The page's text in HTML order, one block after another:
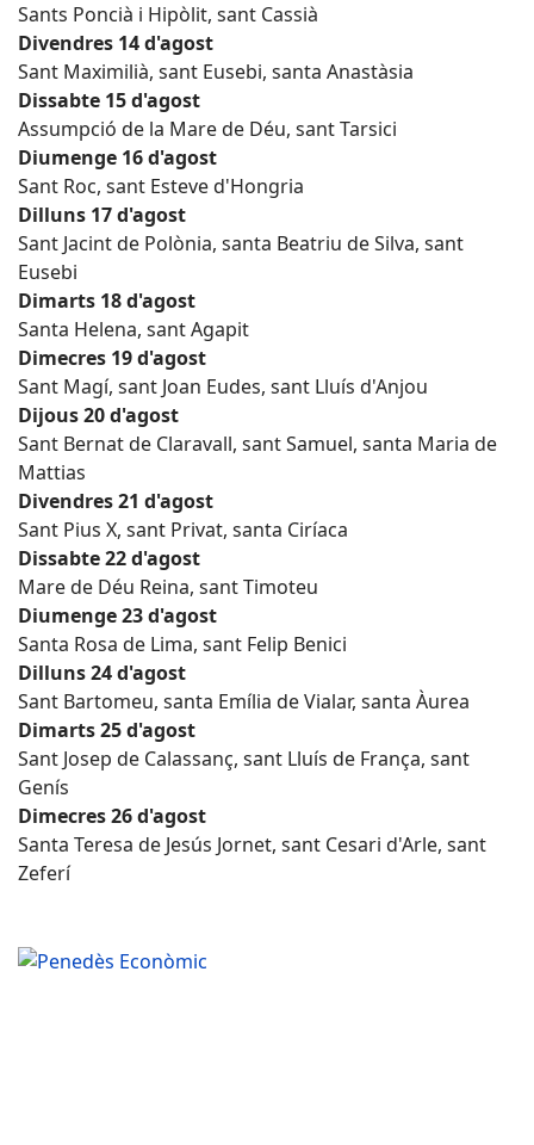
Sants Poncià i Hipòlit, sant Cassià
Divendres 14 d'agost
Sant Maximilià, sant Eusebi, santa Anastàsia
Dissabte 15 d'agost
Assumpció de la Mare de Déu, sant Tarsici
Diumenge 16 d'agost
Sant Roc, sant Esteve d'Hongria
Dilluns 17 d'agost
Sant Jacint de Polònia, santa Beatriu de Silva, sant
Eusebi
Dimarts 18 d'agost
Santa Helena, sant Agapit
Dimecres 19 d'agost
Sant Magí, sant Joan Eudes, sant Lluís d'Anjou
Dijous 20 d'agost
Sant Bernat de Claravall, sant Samuel, santa Maria de
Mattias
Divendres 21 d'agost
Sant Pius X, sant Privat, santa Ciríaca
Dissabte 22 d'agost
Mare de Déu Reina, sant Timoteu
Diumenge 23 d'agost
Santa Rosa de Lima, sant Felip Benici
Dilluns 24 d'agost
Sant Bartomeu, santa Emília de Vialar, santa Àurea
Dimarts 25 d'agost
Sant Josep de Calassanç, sant Lluís de França, sant
Genís
Dimecres 26 d'agost
Santa Teresa de Jesús Jornet, sant Cesari d'Arle, sant
Zeferí